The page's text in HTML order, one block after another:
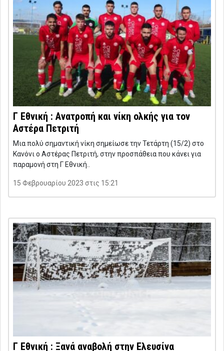
Γ Εθνική : Ανατροπή και νίκη ολκής για τον
Αστέρα Πετριτή
Μια πολύ σημαντική νίκη σημείωσε την Τετάρτη (15/2) στο
Κανόνι ο Αστέρας Πετριτή, στην προσπάθεια που κάνει για
παραμονή στη Γ Εθνική..
15 Φεβρουαρίου 2023 στις 15:21
Γ Εθνική : Ξανά αναβολή στην Ελευσίνα